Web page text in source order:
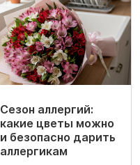
Сезон аллергий:
какие цветы можно
и безопасно дарить
аллергикам